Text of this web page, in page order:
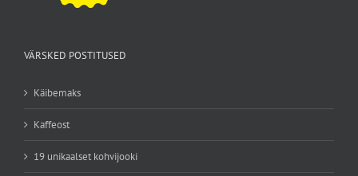
VÄRSKED POSTITUSED
Käibemaks
Kaffeost
19 unikaalset kohvijooki